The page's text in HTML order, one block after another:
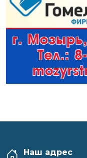
Наш адрес